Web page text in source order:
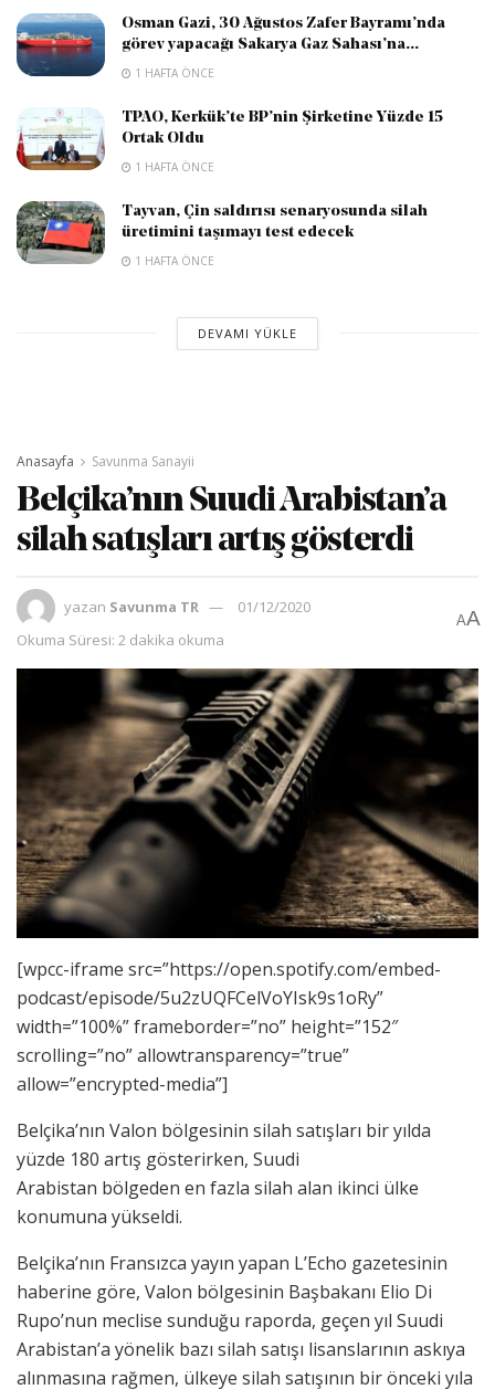
Osman Gazi, 30 Ağustos Zafer Bayramı’nda
görev yapacağı Sakarya Gaz Sahası’na...
1 HAFTA ÖNCE
TPAO, Kerkük’te BP’nin Şirketine Yüzde 15
Ortak Oldu
1 HAFTA ÖNCE
Tayvan, Çin saldırısı senaryosunda silah
üretimini taşımayı test edecek
1 HAFTA ÖNCE
DEVAMI YÜKLE
Anasayfa Savunma Sanayii
Belçika’nın Suudi Arabistan’a
silah satışları artış gösterdi
yazan Savunma TR
01/12/2020
Okuma Süresi: 2 dakika okuma
AA
[wpcc-iframe src=”https://open.spotify.com/embed-
podcast/episode/5u2zUQFCelVoYIsk9s1oRy”
width=”100%” frameborder=”no” height=”152″
scrolling=”no” allowtransparency=”true”
allow=”encrypted-media”]
Belçika’nın Valon bölgesinin silah satışları bir yılda
yüzde 180 artış gösterirken, Suudi
Arabistan bölgeden en fazla silah alan ikinci ülke
konumuna yükseldi.
Belçika’nın Fransızca yayın yapan L’Echo gazetesinin
haberine göre, Valon bölgesinin Başbakanı Elio Di
Rupo’nun meclise sunduğu raporda, geçen yıl Suudi
Arabistan’a yönelik bazı silah satışı lisanslarının askıya
alınmasına rağmen, ülkeye silah satışının bir önceki yıla